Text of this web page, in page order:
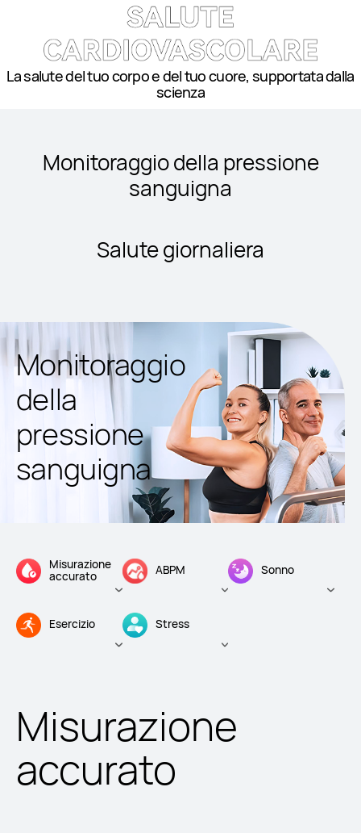
La salute del tuo corpo e del tuo cuore, supportata dalla
scienza
Monitoraggio della pressione
sanguigna
Salute giornaliera
Monitoraggio
della
pressione
sanguigna
Misurazione
accurato ABPM Sonno
Esercizio Stress
Misurazione
accurato